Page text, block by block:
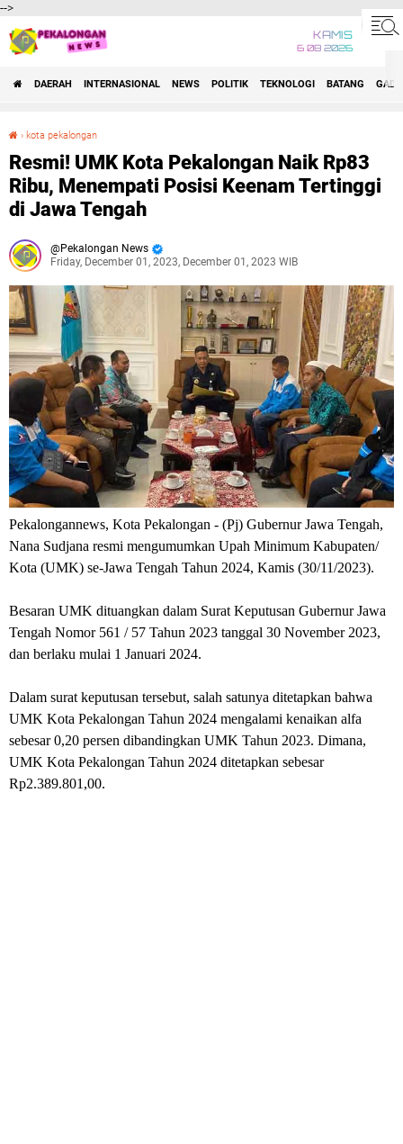
-->
KAMIS
6 08 2026
DAERAH INTERNASIONAL NEWS POLITIK TEKNOLOGI BATANG
› kota pekalongan
Resmi! UMK Kota Pekalongan Naik Rp83
Ribu, Menempati Posisi Keenam Tertinggi
di Jawa Tengah
Pekalongan News
Friday, December 01, 2023, December 01, 2023 WIB
Pekalongannews, Kota Pekalongan - (Pj) Gubernur Jawa Tengah,
Nana Sudjana resmi mengumumkan Upah Minimum Kabupaten/
Kota (UMK) se-Jawa Tengah Tahun 2024, Kamis (30/11/2023).
Besaran UMK dituangkan dalam Surat Keputusan Gubernur Jawa
Tengah Nomor 561 / 57 Tahun 2023 tanggal 30 November 2023,
dan berlaku mulai 1 Januari 2024.
Dalam surat keputusan tersebut, salah satunya ditetapkan bahwa
UMK Kota Pekalongan Tahun 2024 mengalami kenaikan alfa
sebesar 0,20 persen dibandingkan UMK Tahun 2023. Dimana,
UMK Kota Pekalongan Tahun 2024 ditetapkan sebesar
Rp2.389.801,00.